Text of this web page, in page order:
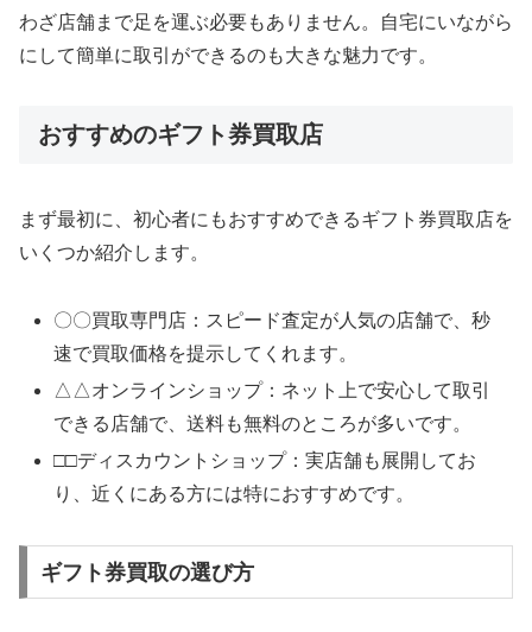
わざ店舗まで足を運ぶ必要もありません。自宅にいながら
にして簡単に取引ができるのも大きな魅力です。
おすすめのギフト券買取店
まず最初に、初心者にもおすすめできるギフト券買取店を
いくつか紹介します。
〇〇買取専門店：スピード査定が人気の店舗で、秒
速で買取価格を提示してくれます。
△△オンラインショップ：ネット上で安心して取引
できる店舗で、送料も無料のところが多いです。
□□ディスカウントショップ：実店舗も展開してお
り、近くにある方には特におすすめです。
ギフト券買取の選び方